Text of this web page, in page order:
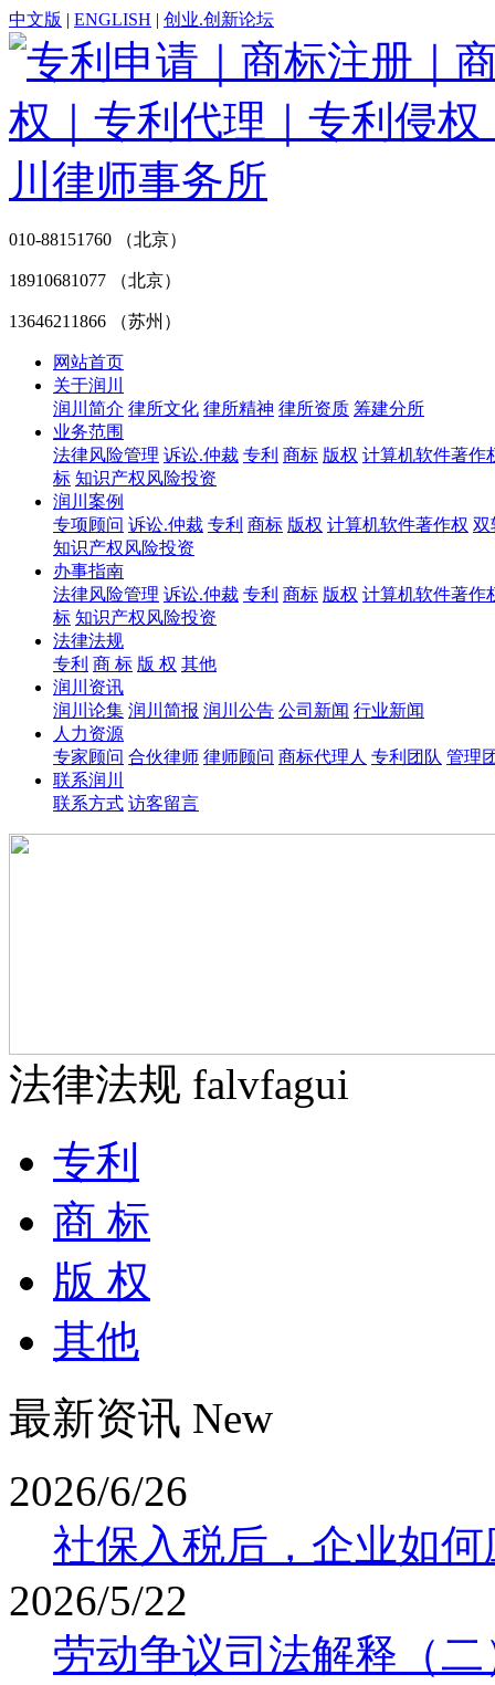
中文版 | ENGLISH | 创业.创新论坛
010-88151760 （北京）
18910681077 （北京）
13646211866 （苏州）
网站首页
关于润川
润川简介 律所文化 律所精神 律所资质 筹建分所
业务范围
法律风险管理 诉讼.仲裁 专利 商标 版权 计算机软件著作
标 知识产权风险投资
润川案例
专项顾问 诉讼.仲裁 专利 商标 版权 计算机软件著作权 双
知识产权风险投资
办事指南
法律风险管理 诉讼.仲裁 专利 商标 版权 计算机软件著作
标 知识产权风险投资
法律法规
专利 商 标 版 权 其他
润川资讯
润川论集 润川简报 润川公告 公司新闻 行业新闻
人力资源
专家顾问 合伙律师 律师顾问 商标代理人 专利团队 管理
联系润川
联系方式 访客留言
法律法规 falvfagui
专利
商 标
版 权
其他
最新资讯 New
2026/6/26
社保入税后，企业如
2026/5/22
劳动争议司法解释（